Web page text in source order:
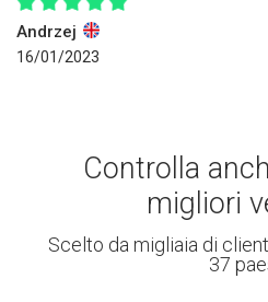
Andrzej
16/01/2023
Controlla
migliori
Scelto da migliaia di
37